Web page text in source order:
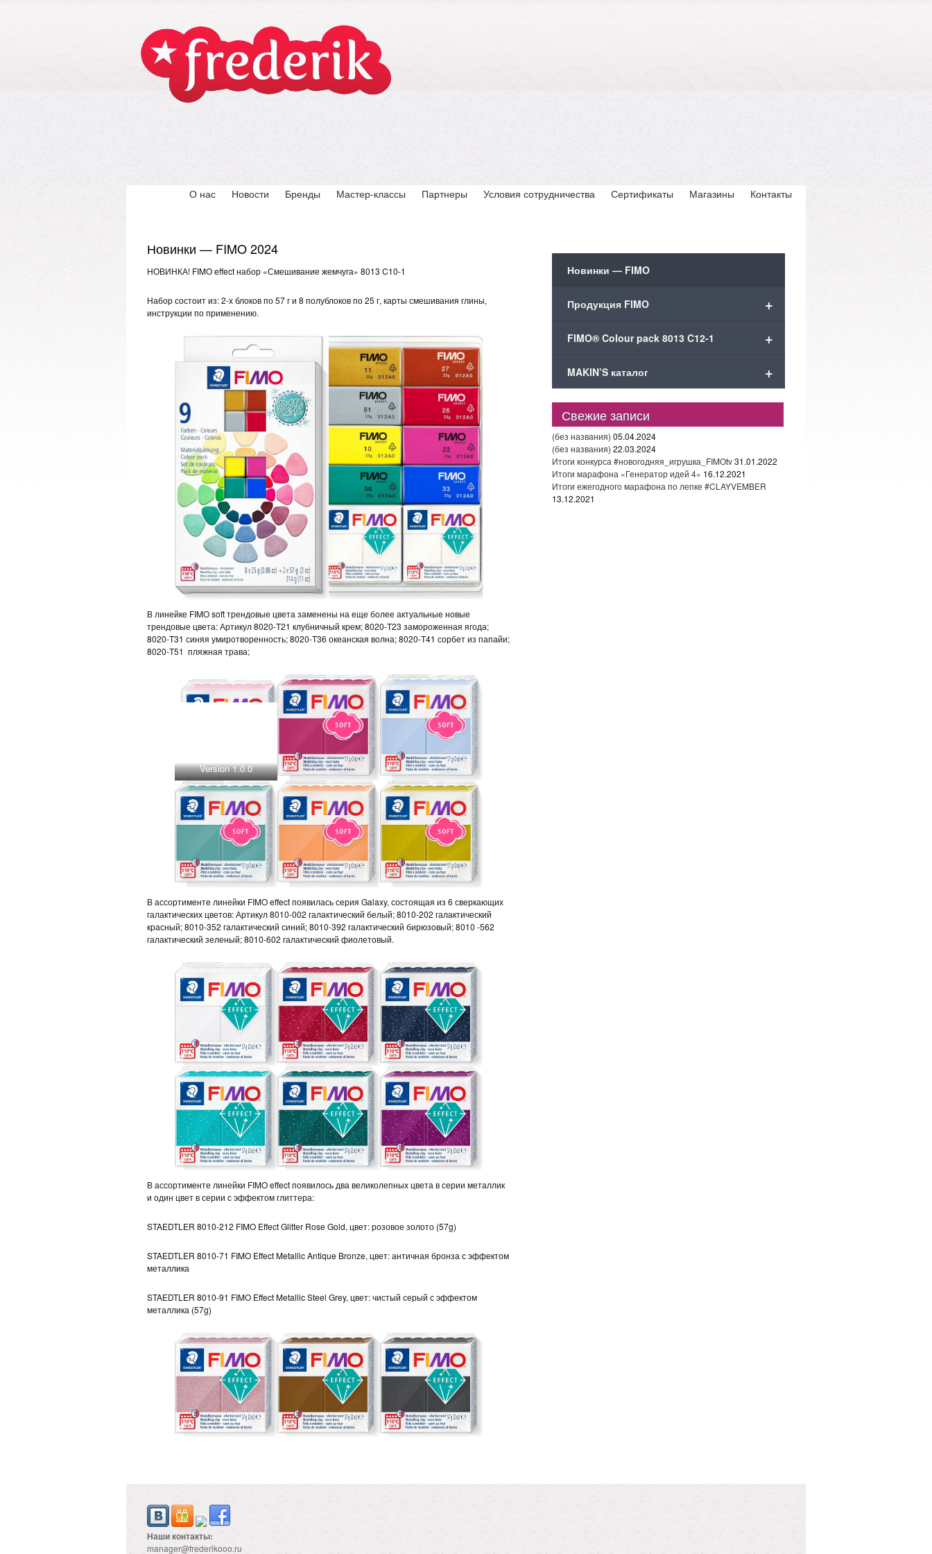
О нас Новости Бренды Мастер-классы Партнеры Условия сотрудничества Сертификаты Магазины Контакты
Новинки — FIMO 2024
НОВИНКА! FIMO effect набор «Смешивание жемчуга» 8013 C10-1
Набор состоит из: 2-х блоков по 57 г и 8 полублоков по 25 г, карты смешивания глины,
инструкции по применению.
В линейке FIMO soft трендовые цвета заменены на еще более актуальные новые
трендовые цвета: Артикул 8020-T21 клубничный крем; 8020-T23 замороженная ягода;
8020-T31 синяя умиротворенность; 8020-T36 океанская волна; 8020-T41 сорбет из папайи;
8020-T51 пляжная трава;
Version 1.0.0
В ассортименте линейки FIMO effect появилась серия Galaxy, состоящая из 6 сверкающих
галактических цветов: Артикул 8010-002 галактический белый; 8010-202 галактический
красный; 8010-352 галактический синий; 8010-392 галактический бирюзовый; 8010 -562
галактический зеленый; 8010-602 галактический фиолетовый.
В ассортименте линейки FIMO effect появилось два великолепных цвета в серии металлик
и один цвет в серии с эффектом глиттера:
STAEDTLER 8010-212 FIMO Effect Glitter Rose Gold, цвет: розовое золото (57g)
STAEDTLER 8010-71 FIMO Effect Metallic Antique Bronze, цвет: античная бронза с эффектом
металлика
STAEDTLER 8010-91 FIMO Effect Metallic Steel Grey, цвет: чистый серый с эффектом
металлика (57g)
Новинки — FIMO
+
Продукция FIMO
+
FIMO® Colour pack 8013 C12-1
+
MAKIN’S каталог
Свежие записи
(без названия) 05.04.2024
(без названия) 22.03.2024
Итоги конкурса #новогодняя_игрушка_FIMOtv31.01.2022
Итоги марафона «Генератор идей 4» 16.12.2021
Итоги ежегодного марафона по лепке #CLAYVEMBER
13.12.2021
Наши контакты:
manager@frederikooo.ru